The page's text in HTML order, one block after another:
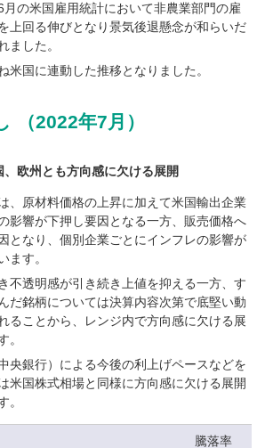
の米国雇用統計において非農業部門の雇
上回る伸びとなり景気後退懸念が和らいだ
ました。
米国に連動した推移となりました。
（2022年7月）
欧州とも方向感に欠ける展開
、原材料価格の上昇に加えて米国輸出企業
影響が下押し要因となる一方、販売価格へ
となり、個別企業ごとにインフレの影響が
ます。
不透明感が引き続き上値を抑える一方、す
だ銘柄については決算内容次第で底堅い動
ることから、レンジ内で方向感に欠ける展
。
央銀行）による今後の利上げペースなどを
米国株式相場と同様に方向感に欠ける展開
。
騰落率